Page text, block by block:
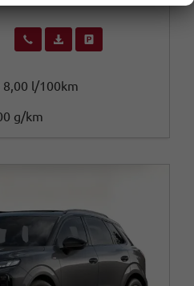
Wir rufen Sie anFahrzeugexposé (PDF)
8,00 l/100km
g/km